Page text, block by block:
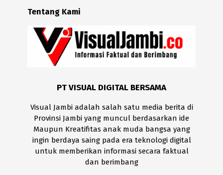
Tentang Kami
PT VISUAL DIGITAL BERSAMA
Visual Jambi adalah salah satu media berita di
Provinsi Jambi yang muncul berdasarkan ide
Maupun Kreatifitas anak muda bangsa yang
ingin berdaya saing pada era teknologi digital
untuk memberikan informasi secara faktual
dan berimbang